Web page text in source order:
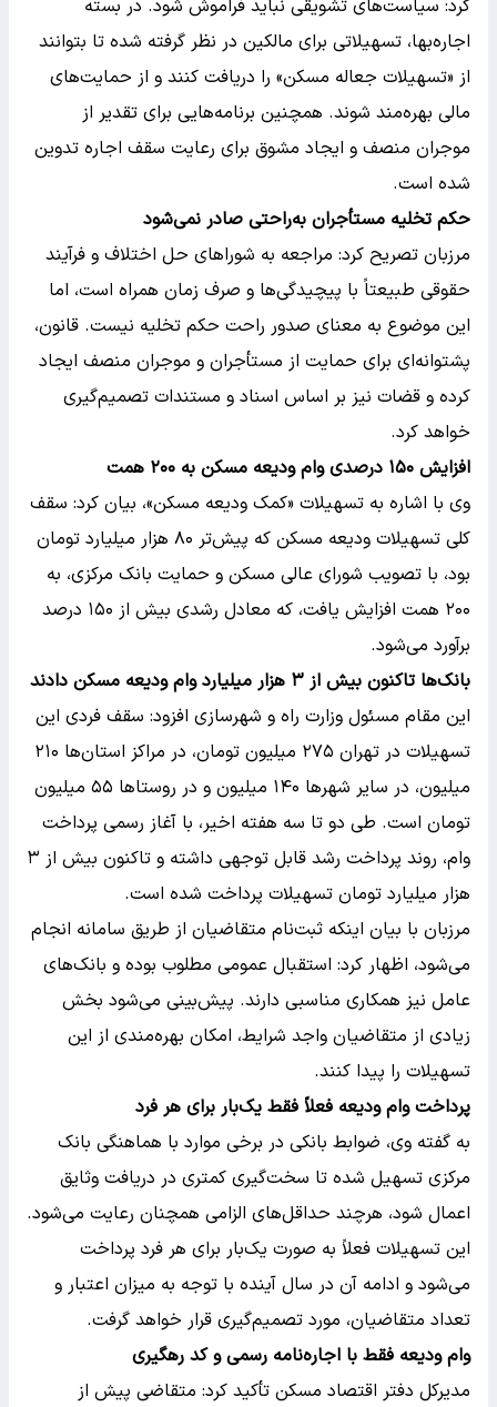
کرد: سیاست‌های تشویقی نباید فراموش شود. در بسته
اجاره‌بها، تسهیلاتی برای مالکین در نظر گرفته شده تا بتوانند
از «تسهیلات جعاله مسکن» را دریافت کنند و از حمایت‌های
مالی بهره‌مند شوند. همچنین برنامه‌هایی برای تقدیر از
موجران منصف و ایجاد مشوق برای رعایت سقف اجاره تدوین
شده است.
حکم تخلیه مستأجران به‌راحتی صادر نمی‌شود
مرزبان تصریح کرد: مراجعه به شوراهای حل اختلاف و فرآیند
حقوقی طبیعتاً با پیچیدگی‌ها و صرف زمان همراه است، اما
این موضوع به معنای صدور راحت حکم تخلیه نیست. قانون،
پشتوانه‌ای برای حمایت از مستأجران و موجران منصف ایجاد
کرده و قضات نیز بر اساس اسناد و مستندات تصمیم‌گیری
خواهد کرد.
افزایش ۱۵۰ درصدی وام ودیعه مسکن به ۲۰۰ همت
وی با اشاره به تسهیلات «کمک ودیعه مسکن»، بیان کرد: سقف
کلی تسهیلات ودیعه مسکن که پیش‌تر ۸۰ هزار میلیارد تومان
بود، با تصویب شورای عالی مسکن و حمایت بانک مرکزی، به
۲۰۰ همت افزایش یافت، که معادل رشدی بیش از ۱۵۰ درصد
برآورد می‌شود.
بانک‌ها تاکنون بیش از ۳ هزار میلیارد وام ودیعه مسکن دادند
این مقام مسئول وزارت راه و شهرسازی افزود: سقف فردی این
تسهیلات در تهران ۲۷۵ میلیون تومان، در مراکز استان‌ها ۲۱۰
میلیون، در سایر شهرها ۱۴۰ میلیون و در روستاها ۵۵ میلیون
تومان است. طی دو تا سه هفته اخیر، با آغاز رسمی پرداخت
وام، روند پرداخت رشد قابل توجهی داشته و تاکنون بیش از ۳
هزار میلیارد تومان تسهیلات پرداخت شده است.
مرزبان با بیان اینکه ثبت‌نام متقاضیان از طریق سامانه انجام
می‌شود، اظهار کرد: استقبال عمومی مطلوب بوده و بانک‌های
عامل نیز همکاری مناسبی دارند. پیش‌بینی می‌شود بخش
زیادی از متقاضیان واجد شرایط، امکان بهره‌مندی از این
تسهیلات را پیدا کنند.
پرداخت وام ودیعه فعلاً فقط یک‌بار برای هر فرد
به گفته وی، ضوابط بانکی در برخی موارد با هماهنگی بانک
مرکزی تسهیل شده تا سخت‌گیری کمتری در دریافت وثایق
اعمال شود، هرچند حداقل‌های الزامی همچنان رعایت می‌شود.
این تسهیلات فعلاً به صورت یک‌بار برای هر فرد پرداخت
می‌شود و ادامه آن در سال آینده با توجه به میزان اعتبار و
تعداد متقاضیان، مورد تصمیم‌گیری قرار خواهد گرفت.
وام ودیعه فقط با اجاره‌نامه رسمی و کد رهگیری
مدیرکل دفتر اقتصاد مسکن تأکید کرد: متقاضی پیش از